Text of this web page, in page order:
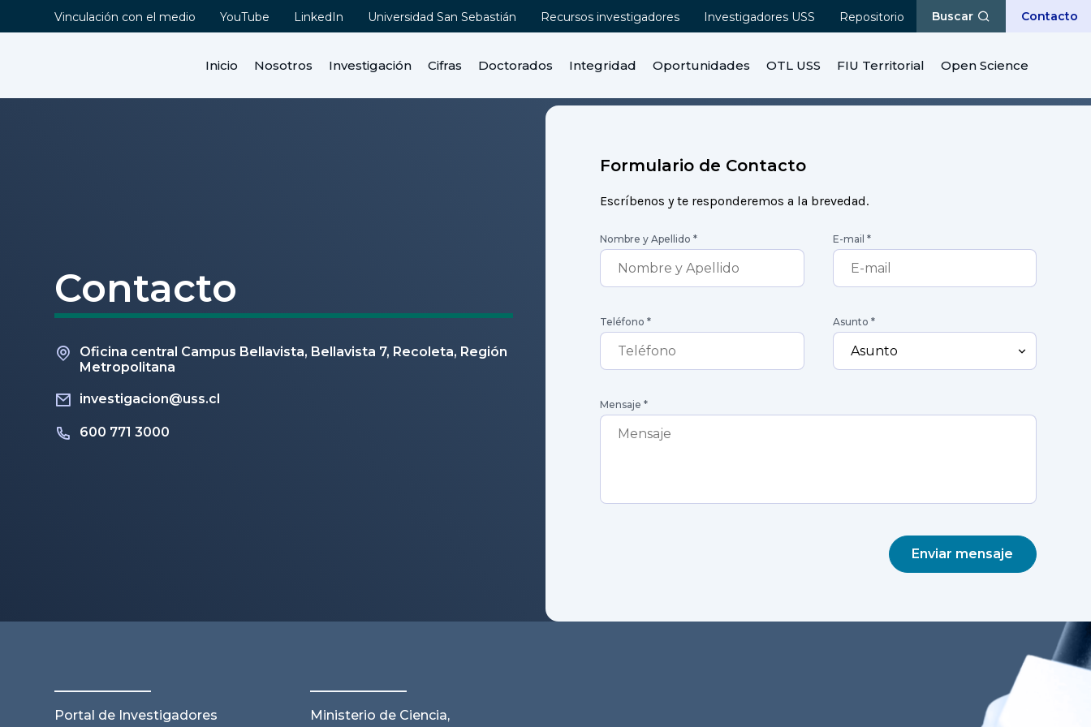
Vinculación con el medio YouTube LinkedIn Universidad San Sebastián Recursos investigadores Investigadores USS Repositorio Buscar Contacto
Inicio Nosotros Investigación Cifras Doctorados Integridad Oportunidades OTL USS FIU Territorial Open Science
Contacto
Oficina central Campus Bellavista, Bellavista 7, Recoleta, Región
Metropolitana
investigacion@uss.cl
600 771 3000
Formulario de Contacto
Escríbenos y te responderemos a la brevedad.
Nombre y Apellido* E-mail *
Teléfono* Asunto *
Mensaje*
Portal de Investigadores
Ministerio de Ciencia,